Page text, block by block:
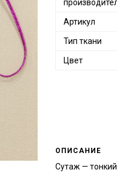
Артикул
Тип ткани
Цвет
ОПИСАНИЕ
Сутаж —